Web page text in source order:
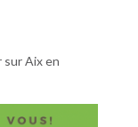
sur Aix en